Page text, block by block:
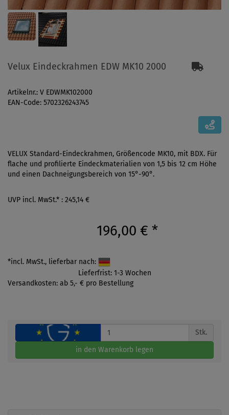
Velux Eindeckrahmen EDW MK10 2000
Artikelnr.: V EDWMK102000
EAN-Code: 5702326243745
VELUX Standard-Eindeckrahmen, Größencode MK10, mit BDX. Für
flache und profilierte Eindeckmaterialien von 1,5 bis 12 cm Höhe
und einen Dachneigungsbereich von 15°-90°.
UVP incl. MwSt.* : 245,14 €
196,00 € *
*incl. MwSt., lieferbar nach:
Lieferfrist: 1-3 Wochen
Versandkosten: ab 5,- € pro Bestellung
Stk.
in den Warenkorb legen